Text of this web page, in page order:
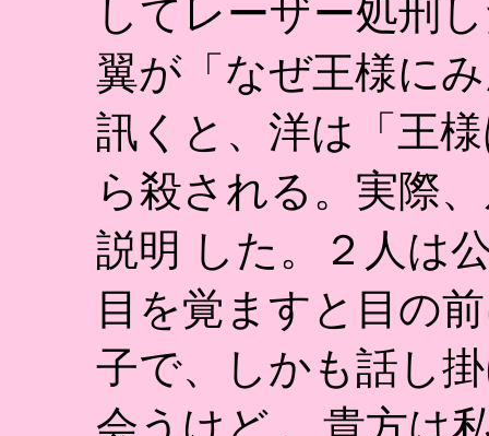
してレーザー処刑
翼が「なぜ王様に
訊くと、洋は「王
ら殺される。実際
説明 した。２人は
目を覚ますと目の
子で、しかも話し